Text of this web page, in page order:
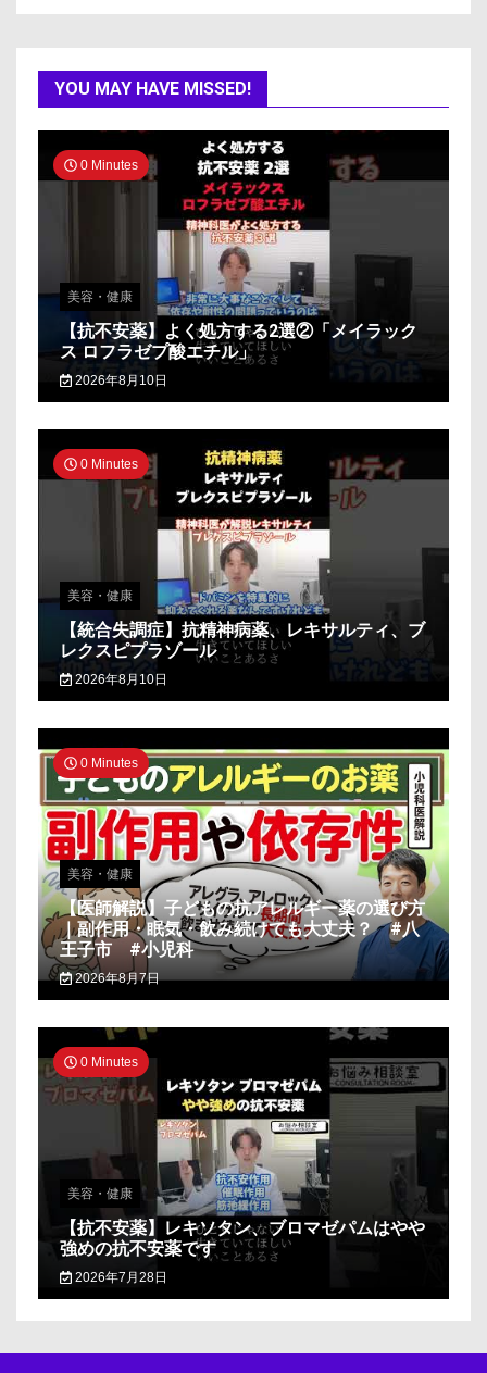
YOU MAY HAVE MISSED!
0 Minutes
美容・健康
【抗不安薬】よく処方する2選②「メイラック
ス ロフラゼプ酸エチル」
2026年8月10日
0 Minutes
美容・健康
【統合失調症】抗精神病薬、レキサルティ、ブ
レクスピプラゾール
2026年8月10日
0 Minutes
美容・健康
【医師解説】子どもの抗アレルギー薬の選び方
｜副作用・眠気・飲み続けても大丈夫？ #八
王子市 #小児科
2026年8月7日
0 Minutes
美容・健康
【抗不安薬】レキソタン、ブロマゼパムはやや
強めの抗不安薬です
2026年7月28日